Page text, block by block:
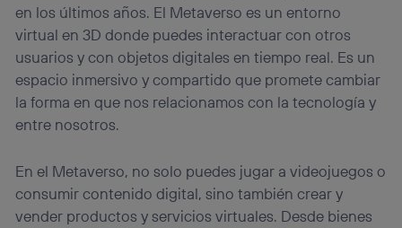
en los últimos años. El Metaverso es un entorno
virtual en 3D donde puedes interactuar con otros
usuarios y con objetos digitales en tiempo real. Es un
espacio inmersivo y compartido que promete cambiar
la forma en que nos relacionamos con la tecnología y
entre nosotros.
En el Metaverso, no solo puedes jugar a videojuegos o
consumir contenido digital, sino también crear y
vender productos y servicios virtuales. Desde bienes